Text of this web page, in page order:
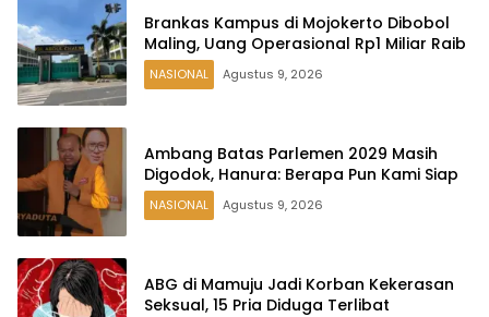
Brankas Kampus di Mojokerto Dibobol
Maling, Uang Operasional Rp1 Miliar Raib
NASIONAL Agustus 9, 2026
Ambang Batas Parlemen 2029 Masih
Digodok, Hanura: Berapa Pun Kami Siap
NASIONAL Agustus 9, 2026
ABG di Mamuju Jadi Korban Kekerasan
Seksual, 15 Pria Diduga Terlibat